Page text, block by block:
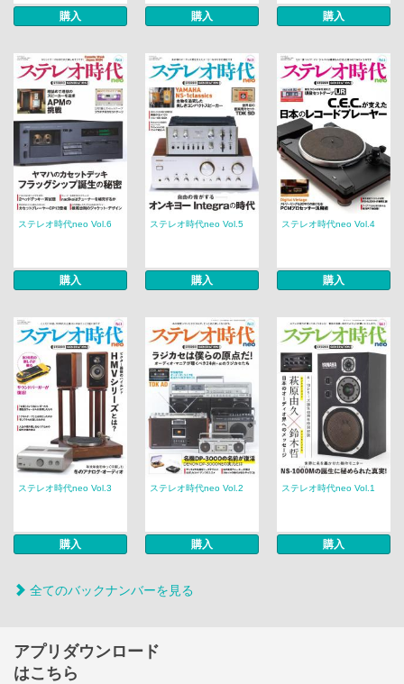
購入 購入 購入
ステレオ時代neo Vol.6
購入
ステレオ時代neo Vol.5
購入
ステレオ時代neo Vol.4
購入
ステレオ時代neo Vol.3
購入
ステレオ時代neo Vol.2
購入
ステレオ時代neo Vol.1
購入
全てのバックナンバーを見る
アプリダウンロード
はこちら